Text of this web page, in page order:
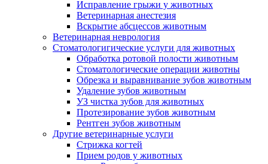
Исправление грыжи у животных
Ветеринарная анестезия
Вскрытие абсцессов животным
Ветеринарная неврология
Стоматологигические услуги для животных
Обработка ротовой полости животным
Стоматологические операции животны
Обрезка и выравнивание зубов животным
Удаление зубов животным
УЗ чистка зубов для животных
Протезирование зубов животным
Рентген зубов животным
Другие ветеринарные услуги
Стрижка когтей
Прием родов у животных